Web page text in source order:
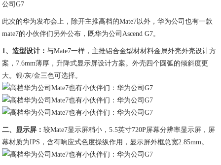
公司G7
此次的华为发布会上，除开主推高档的Mate7以外，华为公司也有一款
mate7的小伙伴们另外公布，既华为公司Ascend G7。
1、造型设计：与Mate7一样，主推铝合金型材材料金属外壳外壳设计方
案，7.6mm薄厚，升降式显示屏设计方案。外壳四个圆弧的倾斜度更
大。银/灰/金三色可选择。
二、显示屏：较Mate7显示屏稍小，5.5英寸720P屏幕分辨率显示屏，屏
幕材质为IPS，含有响应式色度操纵作用，显示屏外框总宽2.85mm。